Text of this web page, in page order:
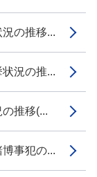
の推移...
況の推...
推移(...
事犯の...